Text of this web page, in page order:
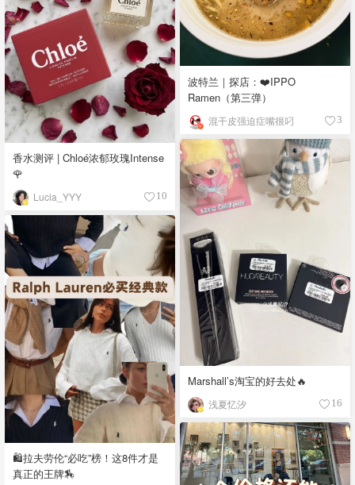
波特兰｜探店：❤️IPPO
Ramen（第三弹）
混干皮强迫症嘴很叼 3
香水测评 | Chloé浓郁玫瑰Intense
🌹
Lucia_YYY 10
Marshall’s淘宝的好去处🔥
浅夏忆汐 16
🛍️拉夫劳伦“必吃”榜！这8件才是
真正的王牌🏇